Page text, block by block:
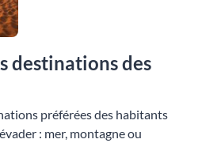
destinations des
préférées des habitants
: mer, montagne ou